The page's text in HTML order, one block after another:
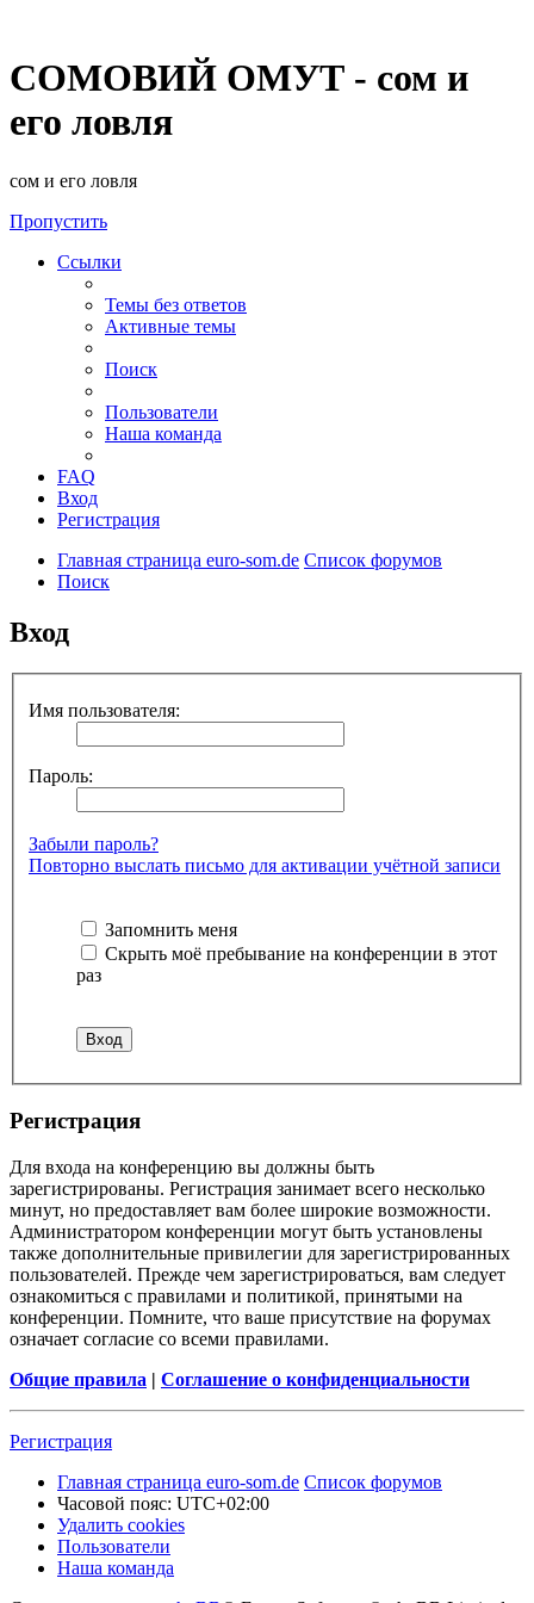
СОМОВИЙ ОМУТ - сом и
его ловля
сом и его ловля
Пропустить
Ссылки
Темы без ответов
Активные темы
Поиск
Пользователи
Наша команда
FAQ
Вход
Регистрация
Главная страница euro-som.de Список форумов
Поиск
Вход
Имя пользователя:
Пароль:
Забыли пароль?
Повторно выслать письмо для активации учётной записи
Запомнить меня
Скрыть моё пребывание на конференции в этот
раз
Регистрация
Для входа на конференцию вы должны быть
зарегистрированы. Регистрация занимает всего несколько
минут, но предоставляет вам более широкие возможности.
Администратором конференции могут быть установлены
также дополнительные привилегии для зарегистрированных
пользователей. Прежде чем зарегистрироваться, вам следует
ознакомиться с правилами и политикой, принятыми на
конференции. Помните, что ваше присутствие на форумах
означает согласие со всеми правилами.
Общие правила | Соглашение о конфиденциальности
Регистрация
Главная страница euro-som.de Список форумов
Часовой пояс: UTC+02:00
Удалить cookies
Пользователи
Наша команда